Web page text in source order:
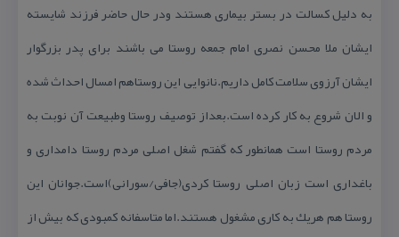
به دلیل كسالت در بستر بیماری هستند ودر حال حاضر فرزند شایسته
ایشان ملا محسن نصری امام جمعه روستا می باشند برای پدر بزرگوار
ایشان آرزوی سلامت كامل داریم.نانوایی این روستاهم امسال احداث شده
و الان شروع به كار كرده است.بعداز توصیف روستا وطبیعت آن نوبت به
مردم روستا است همانطور كه گفتم شغل اصلی مردم روستا دامداری و
باغداری است زبان اصلی روستا كردی(جافی/سورانی)است.جوانان این
روستا هم هریك به كاری مشغول هستند.اما متاسفانه كمبودی كه بیش از